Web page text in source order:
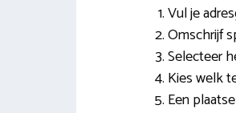
Vul je
Omschrijf
Selecteer
Kies welk
Een